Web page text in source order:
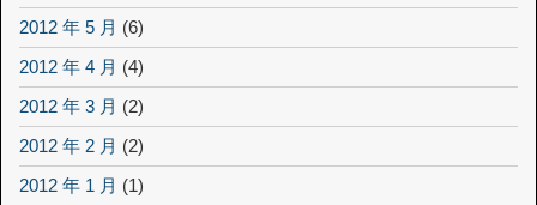
2012 年 5 月 (6)
2012 年 4 月 (4)
2012 年 3 月 (2)
2012 年 2 月 (2)
2012 年 1 月 (1)